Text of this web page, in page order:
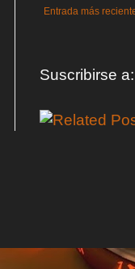
Entrada más
Suscribirse